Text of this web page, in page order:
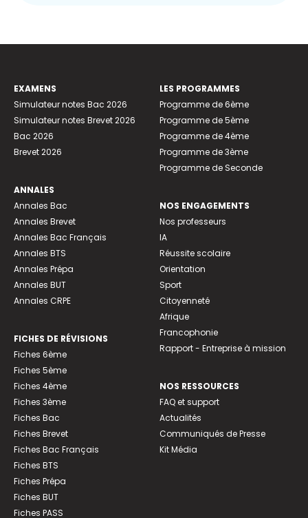
EXAMENS
Simulateur notes Bac 2026
Simulateur notes Brevet 2026
Bac 2026
Brevet 2026
ANNALES
Annales Bac
Annales Brevet
Annales Bac Français
Annales BTS
Annales Prépa
Annales BUT
Annales CRPE
FICHES DE RÉVISIONS
Fiches 6ème
Fiches 5ème
Fiches 4ème
Fiches 3ème
Fiches Bac
Fiches Brevet
Fiches Bac Français
Fiches BTS
Fiches Prépa
Fiches BUT
Fiches PASS
LES PROGRAMMES
Programme de 6ème
Programme de 5ème
Programme de 4ème
Programme de 3ème
Programme de Seconde
NOS ENGAGEMENTS
Nos professeurs
IA
Réussite scolaire
Orientation
Sport
Citoyenneté
Afrique
Francophonie
Rapport - Entreprise à mission
NOS RESSOURCES
FAQ et support
Actualités
Communiqués de Presse
Kit Média